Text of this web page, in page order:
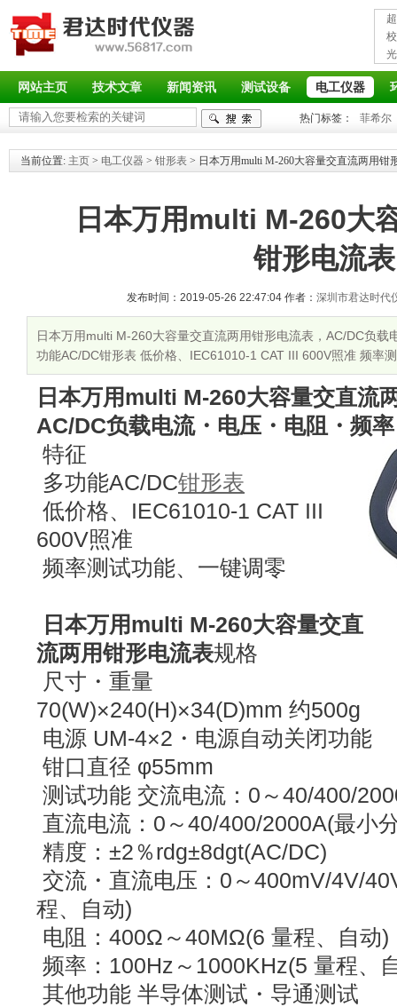
网站主页 技术文章 新闻资讯 测试设备 电工仪器
热门标签： 菲希尔
当前位置: 主页 > 电工仪器 > 钳形表 > 日本万用multi M-260大容量交直流两用钳
日本万用multi M-260大
钳形电流表
发布时间：2019-05-26 22:47:04 作者： 深圳市君达时代
日本万用multi M-260大容量交直流两用钳形电流表，AC/DC负
功能AC/DC钳形表 低价格、IEC61010-1 CAT III 600V照准 频率
日本万用multi M-260大容量交直流
AC/DC负载电流・电压・电阻・频
特征
多功能AC/DC钳形表
低价格、IEC61010-1 CAT III
600V照准
频率测试功能、一键调零
日本万用multi M-260大容量交直
流两用钳形电流表规格
尺寸・重量
70(W)×240(H)×34(D)mm 约500g
电源 UM-4×2・电源自动关闭功能
钳口直径 φ55mm
测试功能 交流电流：0～40/400/
直流电流：0～40/400/2000A(最小
精度：±2％rdg±8dgt(AC/DC)
交流・直流电压：0～400mV/4V/
程、自动)
电阻：400Ω～40MΩ(6 量程、自动)
频率：100Hz～1000KHz(5 量程、
其他功能 半导体测试・导通测试